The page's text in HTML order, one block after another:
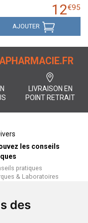
des
12€95
AJOUTER
LIVRAISON EN
POINT RETRAIT
les conseils
pratiques
& Laboratoires
légales
personnelles